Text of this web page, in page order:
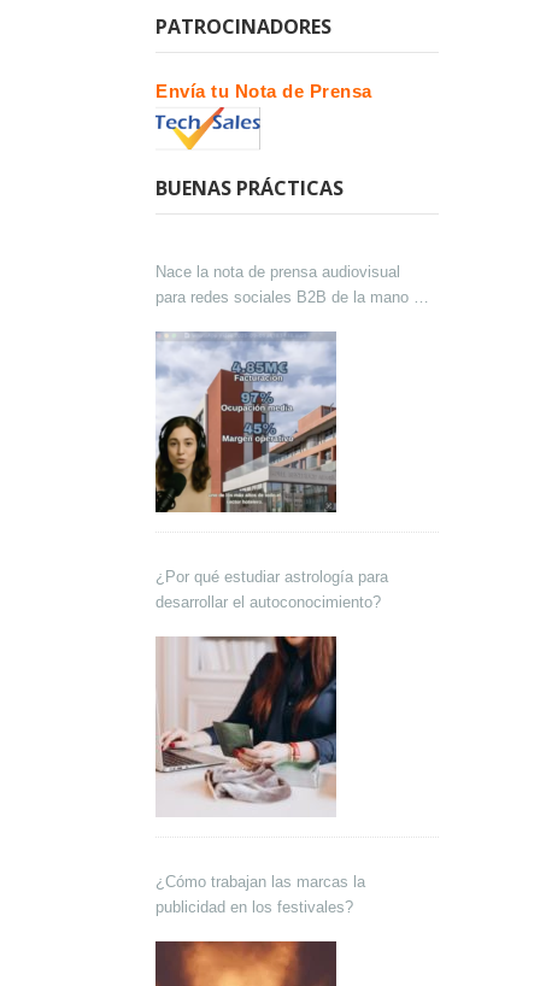
PATROCINADORES
Envía tu Nota de Prensa
BUENAS PRÁCTICAS
Nace la nota de prensa audiovisual
para redes sociales B2B de la mano de
¿Por qué estudiar astrología para
desarrollar el autoconocimiento?
¿Cómo trabajan las marcas la
publicidad en los festivales?